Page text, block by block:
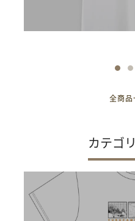
全商品
カテゴ